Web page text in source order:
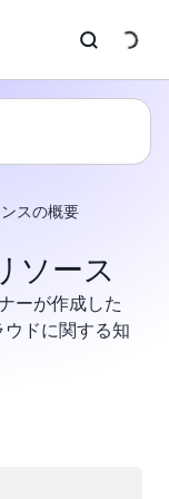
スの概要
ソース
ーが作成した
ドに関する知